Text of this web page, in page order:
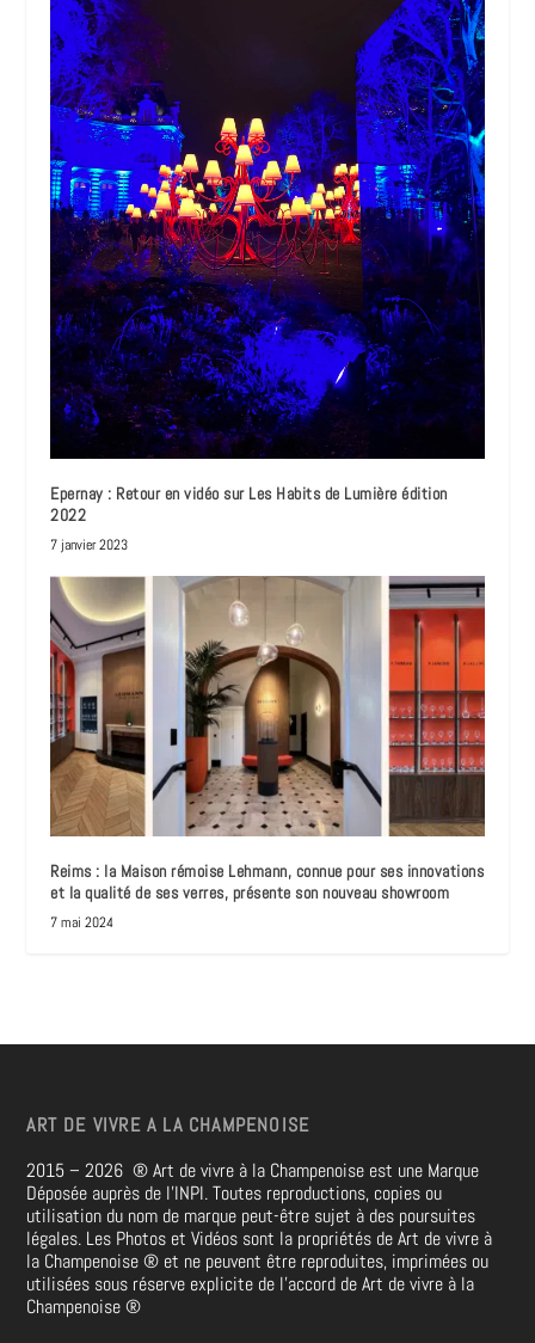
Epernay : Retour en vidéo sur Les Habits de Lumière édition
2022
7 janvier 2023
Reims : la Maison rémoise Lehmann, connue pour ses innovations
et la qualité de ses verres, présente son nouveau showroom
7 mai 2024
ART DE VIVRE A LA CHAMPENOISE
2015 – 2026®Art de vivre à la Champenoise est une Marque
Déposée auprès de l’INPI. Toutes reproductions, copies ou
utilisation du nom de marque peut-être sujet à des poursuites
légales. Les Photos et Vidéos sont la propriétés de Art de vivre à
la Champenoise® et ne peuvent être reproduites, imprimées ou
utilisées sous réserve explicite de l’accord de Art de vivre à la
Champenoise®